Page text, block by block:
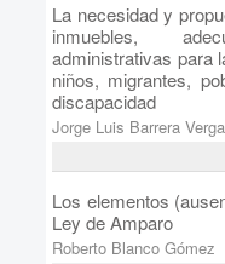
La necesidad y
inmuebles,
administrativas para
niños, migrantes,
discapacidad
Jorge Luis Barrera
Los elementos
Ley de Amparo
Roberto Blanco Gómez